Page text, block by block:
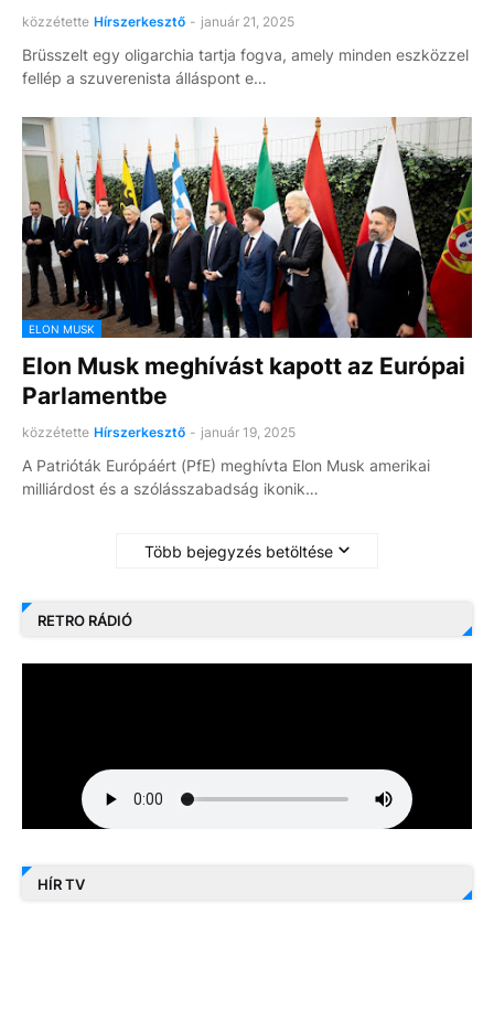
közzétette Hírszerkesztő - január 21, 2025
Brüsszelt egy oligarchia tartja fogva, amely minden eszközzel
fellép a szuverenista álláspont e…
ELON MUSK
Elon Musk meghívást kapott az Európai
Parlamentbe
közzétette Hírszerkesztő - január 19, 2025
A Patrióták Európáért (PfE) meghívta Elon Musk amerikai
milliárdost és a szólásszabadság ikonik…
Több bejegyzés betöltése
RETRO RÁDIÓ
HÍR TV